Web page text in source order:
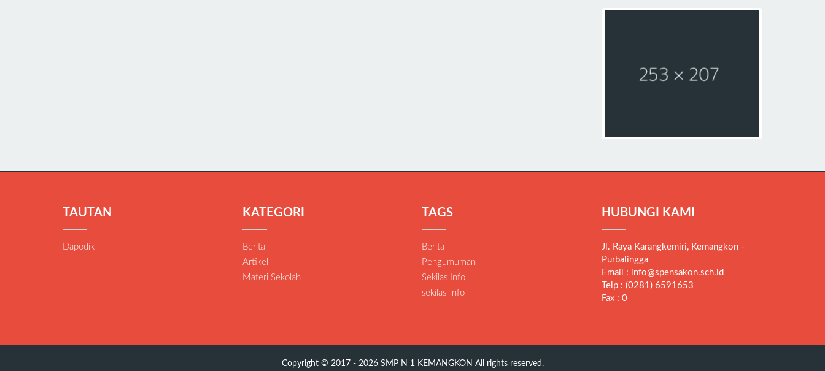
TAUTAN
Dapodik
KATEGORI
Berita
Artikel
Materi Sekolah
TAGS
Berita
Pengumuman
Sekilas Info
sekilas-info
HUBUNGI KAMI
Jl. Raya Karangkemiri, Kemangkon -
Purbalingga
Email : info@spensakon.sch.id
Telp : (0281) 6591653
Fax : 0
Copyright © 2017 - 2026SMP N 1 KEMANGKON All rights reserved.